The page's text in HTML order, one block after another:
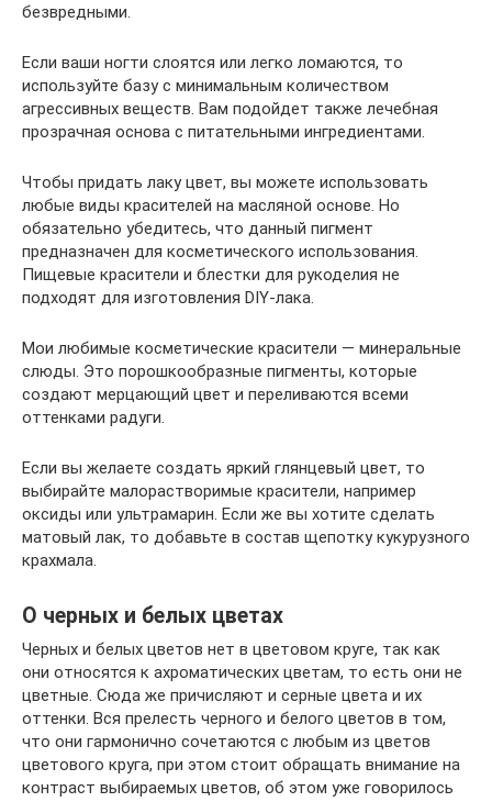
безвредными.
Если ваши ногти слоятся или легко ломаются, то
используйте базу с минимальным количеством
агрессивных веществ. Вам подойдет также лечебная
прозрачная основа с питательными ингредиентами.
Чтобы придать лаку цвет, вы можете использовать
любые виды красителей на масляной основе. Но
обязательно убедитесь, что данный пигмент
предназначен для косметического использования.
Пищевые красители и блестки для рукоделия не
подходят для изготовления DIY-лака.
Мои любимые косметические красители — минеральные
слюды. Это порошкообразные пигменты, которые
создают мерцающий цвет и переливаются всеми
оттенками радуги.
Если вы желаете создать яркий глянцевый цвет, то
выбирайте малорастворимые красители, например
оксиды или ультрамарин. Если же вы хотите сделать
матовый лак, то добавьте в состав щепотку кукурузного
крахмала.
О черных и белых цветах
Черных и белых цветов нет в цветовом круге, так как
они относятся к ахроматических цветам, то есть они не
цветные. Сюда же причисляют и серные цвета и их
оттенки. Вся прелесть черного и белого цветов в том,
что они гармонично сочетаются с любым из цветов
цветового круга, при этом стоит обращать внимание на
контраст выбираемых цветов, об этом уже говорилось